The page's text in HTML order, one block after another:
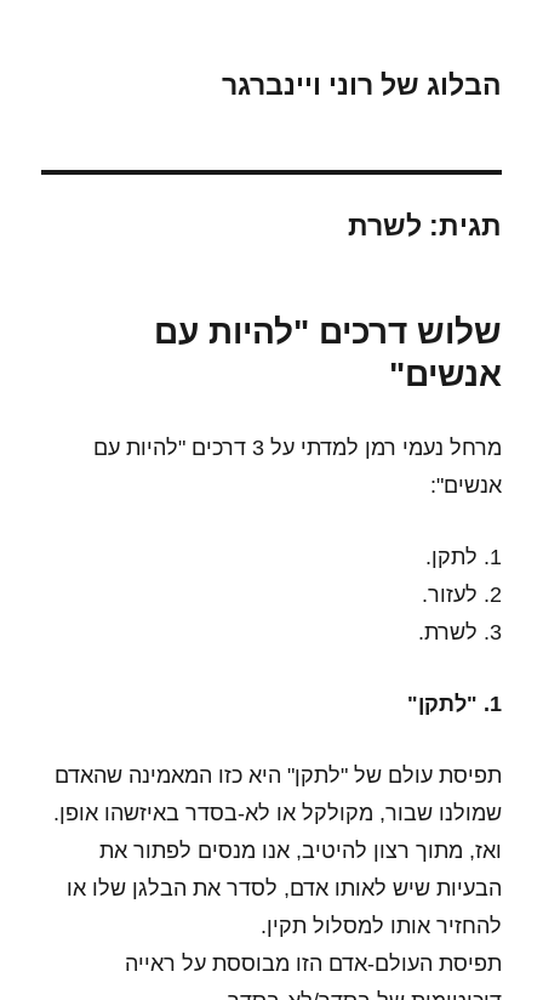
הבלוג של רוני ויינברגר
תגית: לשרת
שלוש דרכים "להיות עם
אנשים"
מרחל נעמי רמן למדתי על 3 דרכים "להיות עם
אנשים":
1. לתקן.
2. לעזור.
3. לשרת.
1. "לתקן"
תפיסת עולם של "לתקן" היא כזו המאמינה שהאדם
שמולנו שבור, מקולקל או לא-בסדר באיזשהו אופן.
ואז, מתוך רצון להיטיב, אנו מנסים לפתור את
הבעיות שיש לאותו אדם, לסדר את הבלגן שלו או
להחזיר אותו למסלול תקין.
תפיסת העולם-אדם הזו מבוססת על ראייה